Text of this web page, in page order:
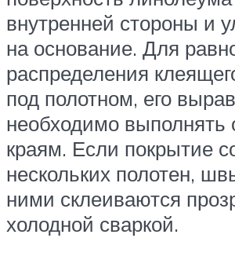
внутренней стороны и
на основание. Для
распределения
под полотном, его
необходимо выполнять
краям. Если покрытие
нескольких полотен,
ними склеиваются
холодной сваркой.